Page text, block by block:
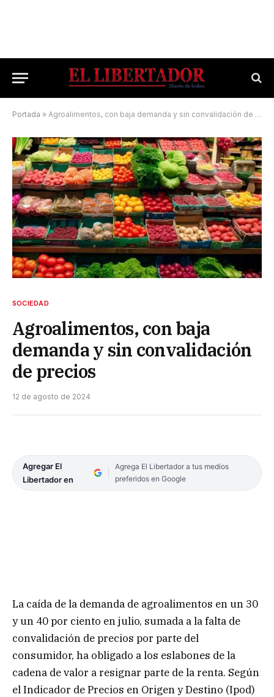
Portada » Agroalimentos, con baja demanda y sin convalidación de precios
SOCIEDAD
Agroalimentos, con baja
demanda y sin convalidación
de precios
12 de agosto de 2024
Agregar El
Libertador en
Agrega El Libertador a tus medios
preferidos en Google
La caída de la demanda de agroalimentos en un 30
y un 40 por ciento en julio, sumada a la falta de
convalidación de precios por parte del
consumidor, ha obligado a los eslabones de la
cadena de valor a resignar parte de la renta. Según
el Indicador de Precios en Origen y Destino (Ipod)